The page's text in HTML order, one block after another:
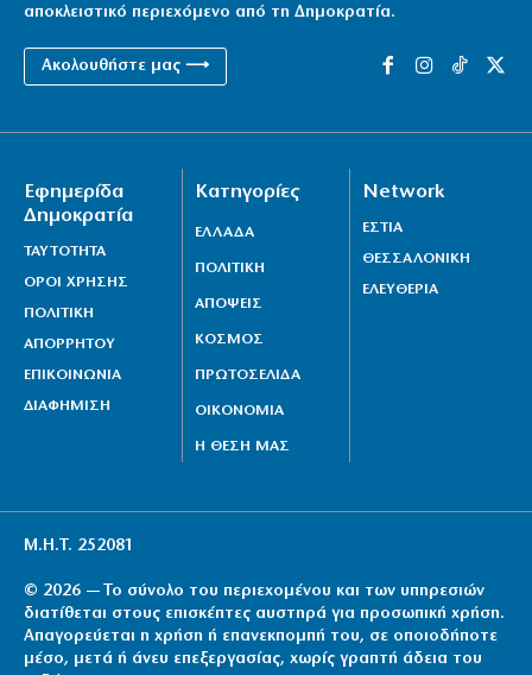
αποκλειστικό περιεχόμενο από τη Δημοκρατία.
Ακολουθήστε μας ⟶
Εφημερίδα
Δημοκρατία
ΤΑΥΤΟΤΗΤΑ
ΟΡΟΙ ΧΡΗΣΗΣ
ΠΟΛΙΤΙΚΗ
ΑΠΟΡΡΗΤΟΥ
ΕΠΙΚΟΙΝΩΝΙΑ
ΔΙΑΦΗΜΙΣΗ
Κατηγορίες
ΕΛΛΑΔΑ
ΠΟΛΙΤΙΚΗ
ΑΠΟΨΕΙΣ
ΚΟΣΜΟΣ
ΠΡΩΤΟΣΕΛΙΔΑ
ΟΙΚΟΝΟΜΙΑ
Η ΘΕΣΗ ΜΑΣ
Network
ΕΣΤΙΑ
ΘΕΣΣΑΛΟΝΙΚΗ
ΕΛΕΥΘΕΡΙΑ
Μ.Η.Τ. 252081
© 2026 — Το σύνολο του περιεχομένου και των υπηρεσιών
διατίθεται στους επισκέπτες αυστηρά για προσωπική χρήση.
Απαγορεύεται η χρήση ή επανεκπομπή του, σε οποιοδήποτε
μέσο, μετά ή άνευ επεξεργασίας, χωρίς γραπτή άδεια του